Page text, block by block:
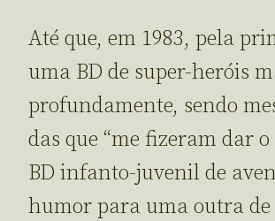
Até que, em 1983, pela
uma BD de super-heróis
profundamente, sendo
das que “me fizeram dar
BD infanto-juvenil de
humor para uma outra